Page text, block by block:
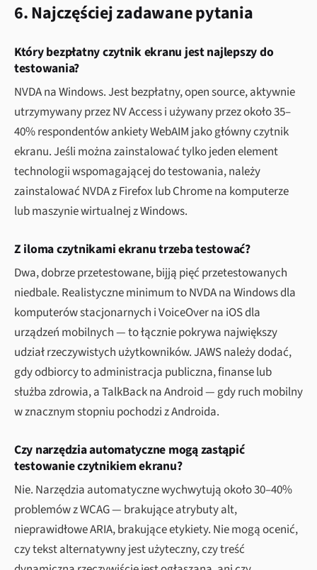
6. Najczęściej zadawane pytania
Który bezpłatny czytnik ekranu jest najlepszy do
testowania?
NVDA na Windows. Jest bezpłatny, open source, aktywnie
utrzymywany przez NV Access i używany przez około 35–
40% respondentów ankiety WebAIM jako główny czytnik
ekranu. Jeśli można zainstalować tylko jeden element
technologii wspomagającej do testowania, należy
zainstalować NVDA z Firefox lub Chrome na komputerze
lub maszynie wirtualnej z Windows.
Z iloma czytnikami ekranu trzeba testować?
Dwa, dobrze przetestowane, bijją pięć przetestowanych
niedbale. Realistyczne minimum to NVDA na Windows dla
komputerów stacjonarnych i VoiceOver na iOS dla
urządzeń mobilnych — to łącznie pokrywa największy
udział rzeczywistych użytkowników. JAWS należy dodać,
gdy odbiorcy to administracja publiczna, finanse lub
służba zdrowia, a TalkBack na Android — gdy ruch mobilny
w znacznym stopniu pochodzi z Androida.
Czy narzędzia automatyczne mogą zastąpić
testowanie czytnikiem ekranu?
Nie. Narzędzia automatyczne wychwytują około 30–40%
problemów z WCAG — brakujące atrybuty alt,
nieprawidłowe ARIA, brakujące etykiety. Nie mogą ocenić,
czy tekst alternatywny jest użyteczny, czy treść